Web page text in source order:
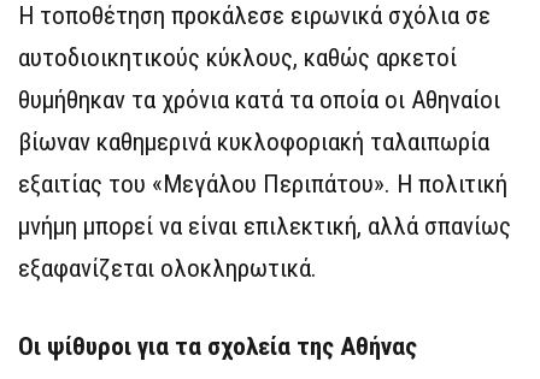
Η τοποθέτηση προκάλεσε ειρωνικά σχόλια σε
αυτοδιοικητικούς κύκλους, καθώς αρκετοί
θυμήθηκαν τα χρόνια κατά τα οποία οι Αθηναίοι
βίωναν καθημερινά κυκλοφοριακή ταλαιπωρία
εξαιτίας του «Μεγάλου Περιπάτου». Η πολιτική
μνήμη μπορεί να είναι επιλεκτική, αλλά σπανίως
εξαφανίζεται ολοκληρωτικά.
Οι ψίθυροι για τα σχολεία της Αθήνας